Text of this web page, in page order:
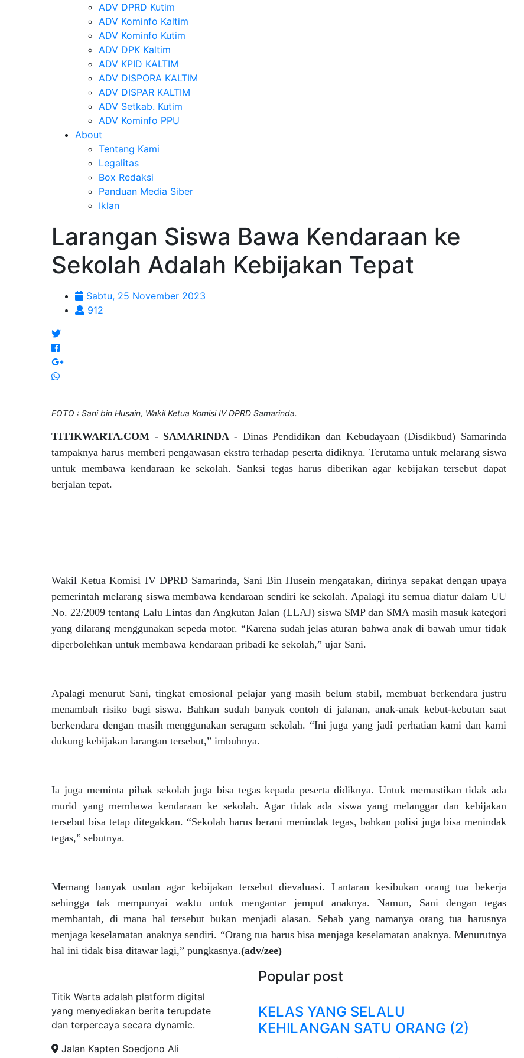
ADV DPRD Kutim
ADV Kominfo Kaltim
ADV Kominfo Kutim
ADV DPK Kaltim
ADV KPID KALTIM
ADV DISPORA KALTIM
ADV DISPAR KALTIM
ADV Setkab. Kutim
ADV Kominfo PPU
About
Tentang Kami
Legalitas
Box Redaksi
Panduan Media Siber
Iklan
Larangan Siswa Bawa Kendaraan ke
Sekolah Adalah Kebijakan Tepat
Sabtu, 25 November 2023
912
FOTO : Sani bin Husain, Wakil Ketua Komisi IV DPRD Samarinda.
TITIKWARTA.COM - SAMARINDA - Dinas Pendidikan dan Kebudayaan (Disdikbud) Samarinda
tampaknya harus memberi pengawasan ekstra terhadap peserta didiknya. Terutama untuk melarang siswa
untuk membawa kendaraan ke sekolah. Sanksi tegas harus diberikan agar kebijakan tersebut dapat
berjalan tepat.
Wakil Ketua Komisi IV DPRD Samarinda, Sani Bin Husein mengatakan, dirinya sepakat dengan upaya
pemerintah melarang siswa membawa kendaraan sendiri ke sekolah. Apalagi itu semua diatur dalam UU
No. 22/2009 tentang Lalu Lintas dan Angkutan Jalan (LLAJ) siswa SMP dan SMA masih masuk kategori
yang dilarang menggunakan sepeda motor. “Karena sudah jelas aturan bahwa anak di bawah umur tidak
diperbolehkan untuk membawa kendaraan pribadi ke sekolah,” ujar Sani.
Apalagi menurut Sani, tingkat emosional pelajar yang masih belum stabil, membuat berkendara justru
menambah risiko bagi siswa. Bahkan sudah banyak contoh di jalanan, anak-anak kebut-kebutan saat
berkendara dengan masih menggunakan seragam sekolah. “Ini juga yang jadi perhatian kami dan kami
dukung kebijakan larangan tersebut,” imbuhnya.
Ia juga meminta pihak sekolah juga bisa tegas kepada peserta didiknya. Untuk memastikan tidak ada
murid yang membawa kendaraan ke sekolah. Agar tidak ada siswa yang melanggar dan kebijakan
tersebut bisa tetap ditegakkan. “Sekolah harus berani menindak tegas, bahkan polisi juga bisa menindak
tegas,” sebutnya.
Memang banyak usulan agar kebijakan tersebut dievaluasi. Lantaran kesibukan orang tua bekerja
sehingga tak mempunyai waktu untuk mengantar jemput anaknya. Namun, Sani dengan tegas
membantah, di mana hal tersebut bukan menjadi alasan. Sebab yang namanya orang tua harusnya
menjaga keselamatan anaknya sendiri. “Orang tua harus bisa menjaga keselamatan anaknya. Menurutnya
hal ini tidak bisa ditawar lagi,” pungkasnya.(adv/zee)
Titik Warta adalah platform digital
yang menyediakan berita terupdate
dan terpercaya secara dynamic.
Jalan Kapten Soedjono Ali
Popular post
KELAS YANG SELALU
KEHILANGAN SATU ORANG (2)